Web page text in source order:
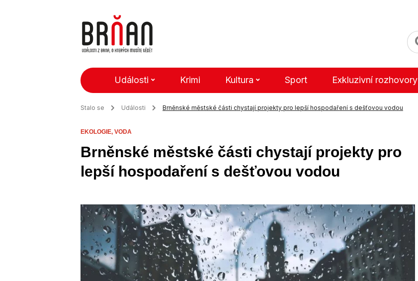
Události Krimi Kultura Sport Exkluzivní rozhovory
Stalo se Události Brněnské městské části chystají projekty pro lepší hospodaření s dešťovou vodou
EKOLOGIE, VODA
Brněnské městské části chystají projekty pro
lepší hospodaření s dešťovou vodou